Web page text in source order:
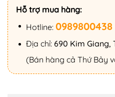
Hỗ trợ mua hàng:
Hotline: 0989800438
Địa chỉ: 690 Kim Giang,
(Bán hàng cả Thứ Bảy